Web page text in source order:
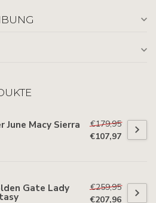
June Macy Sierra
€179,95
€107,97
Gate Lady
€259,95
€207,96